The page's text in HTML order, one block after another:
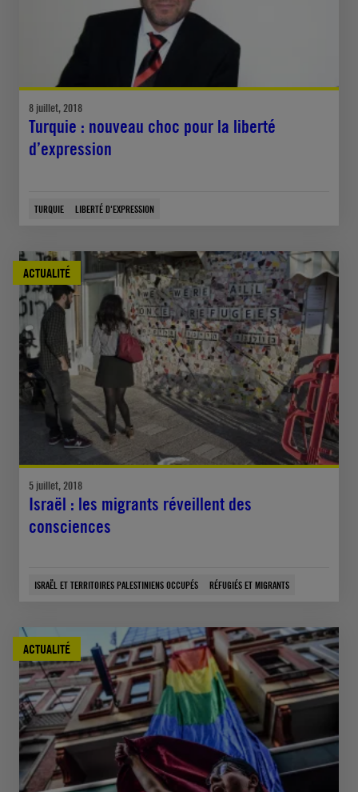
8 juillet, 2018
Turquie : nouveau choc pour la liberté
d’expression
TURQUIE LIBERTÉ D'EXPRESSION
ACTUALITÉ
5 juillet, 2018
Israël : les migrants réveillent des
consciences
ISRAËL ET TERRITOIRES PALESTINIENS OCCUPÉS RÉFUGIÉS ET MIGRANTS
ACTUALITÉ